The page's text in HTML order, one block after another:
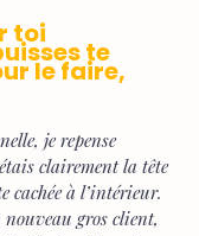
toi
te
le faire,
je repense
clairement la tête
cachée à l’intérieur.
gros client,